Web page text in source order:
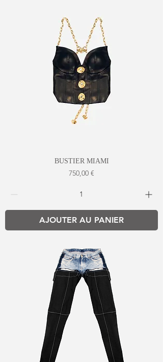
BUSTIER MIAMI
Prix
750,00 €
AJOUTER AU PANIER